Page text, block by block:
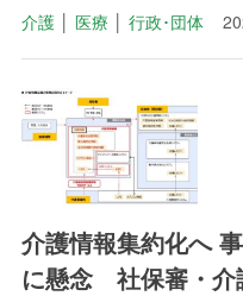
介護│ 医療 │ 行政･団体
介護情報集約化へ
に懸念 社保審・介